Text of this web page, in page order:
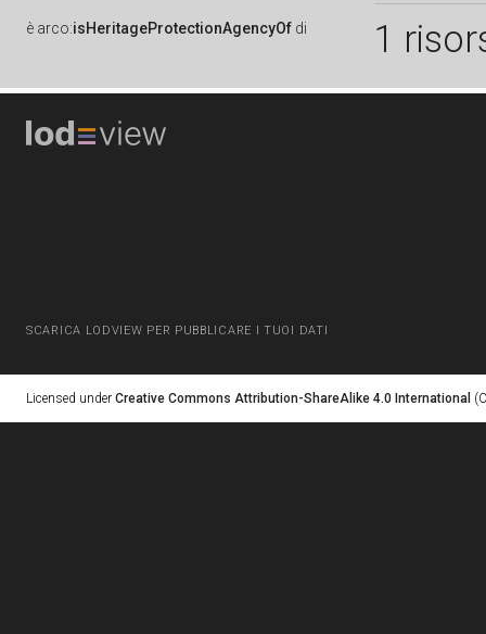
è arco:isHeritageProtectionAgencyOf di 1
SCARICA LODVIEW PER PUBBLICARE I TUOI DATI
Licensed under Creative Commons Attribution-ShareAlike 4.0 International